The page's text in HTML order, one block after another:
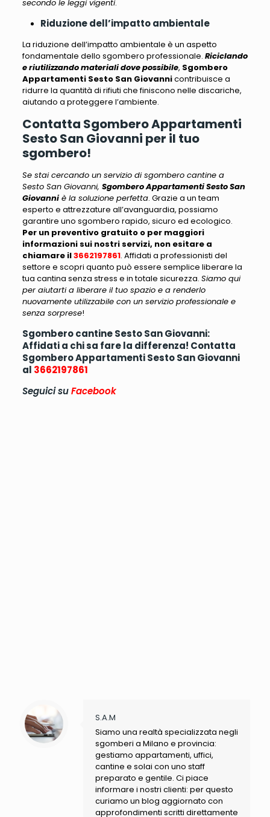
secondo le leggi vigenti.
Riduzione dell’impatto ambientale
La riduzione dell’impatto ambientale è un aspetto
fondamentale dello sgombero professionale. Riciclando
e riutilizzando materiali dove possibile, Sgombero
Appartamenti Sesto San Giovannicontribuisce a
ridurre la quantità di rifiuti che finiscono nelle discariche,
aiutando a proteggere l’ambiente.
Contatta Sgombero Appartamenti
Sesto San Giovanni per il tuo
sgombero!
Se stai cercando un servizio di sgombero cantine a
Sesto San Giovanni, Sgombero Appartamenti Sesto San
Giovanniè la soluzione perfetta. Grazie a un team
esperto e attrezzature all’avanguardia, possiamo
garantire uno sgombero rapido, sicuro ed ecologico.
Per un preventivo gratuito o per maggiori
informazioni sui nostri servizi, non esitare a
chiamare il3662197861. Affidati a professionisti del
settore e scopri quanto può essere semplice liberare la
tua cantina senza stress e in totale sicurezza. Siamo qui
per aiutarti a liberare il tuo spazio e a renderlo
nuovamente utilizzabile con un servizio professionale e
senza sorprese!
Sgombero cantine Sesto San Giovanni:
Affidati a chi sa fare la differenza! Contatta
Sgombero Appartamenti Sesto San Giovanni
al 3662197861
Seguici suFacebook
S.A.M
Siamo una realtà specializzata negli
sgomberi a Milano e provincia:
gestiamo appartamenti, uffici,
cantine e solai con uno staff
preparato e gentile. Ci piace
informare i nostri clienti: per questo
curiamo un blog aggiornato con
approfondimenti scritti direttamente